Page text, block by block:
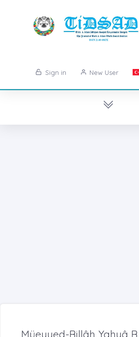
Sign in New User
Müeyyed-Billâh Yahyâ B.